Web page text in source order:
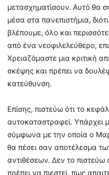
μετασχηματίσουν. Αυτό θα
μέσα στα πανεπιστήμια,
βλέπουμε, όλο και
από ένα νεοφιλελεύθερο,
Χρειαζόμαστε μια κριτική
σκέψης και πρέπει να
κατεύθυνση.
Επίσης, πιστεύω ότι το
αυτοκαταστραφεί. Υπάρχει
σύμφωνα με την οποία ο
θα πέσει σαν αποτέλεσμα
αντιθέσεων. Δεν το
πρέπει να πιεστεί, πως